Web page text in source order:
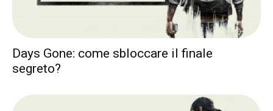
Days Gone: come sbloccare il finale
segreto?